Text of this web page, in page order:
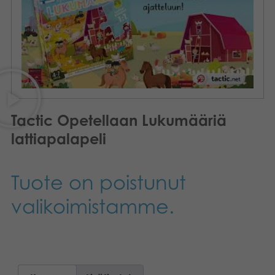
Kirjat
Arkistoidut tuotteet
Promotuotteet
Suomi
Tactic Opetellaan Lukumääriä
lattiapalapeli
Tuote on poistunut
valikoimistamme.